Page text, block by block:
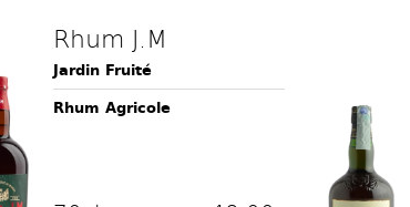
Rhum J.M
Jardin Fruité
Rhum Agricole